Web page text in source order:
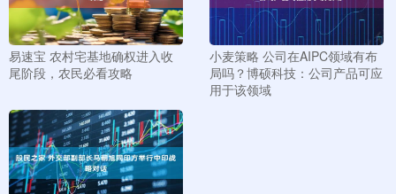
易速宝 农村宅基地确权进入收
尾阶段，农民必看攻略
小麦策略 公司在AIPC领域有布
局吗？博硕科技：公司产品可应
用于该领域